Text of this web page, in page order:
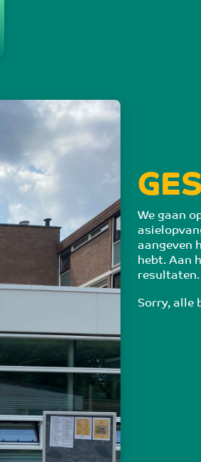
We gaan
aangeven
hebt. Aan
resultaten.
Sorry, alle